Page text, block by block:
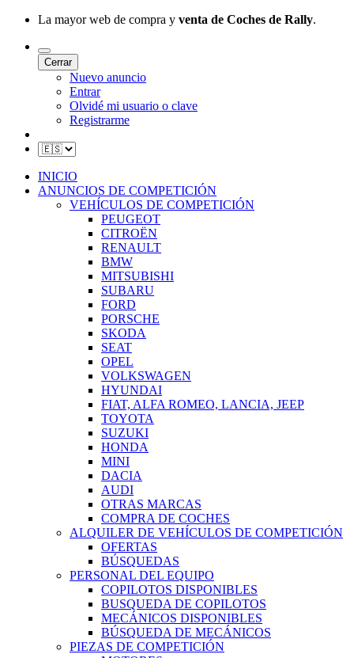
La mayor web de compra y venta de Coches de Rally.
Cerrar
Nuevo anuncio
Entrar
Olvidé mi usuario o clave
Registrarme
INICIO
ANUNCIOS DE COMPETICIÓN
VEHÍCULOS DE COMPETICIÓN
PEUGEOT
CITROËN
RENAULT
BMW
MITSUBISHI
SUBARU
FORD
PORSCHE
SKODA
SEAT
OPEL
VOLKSWAGEN
HYUNDAI
FIAT, ALFA ROMEO, LANCIA, JEEP
TOYOTA
SUZUKI
HONDA
MINI
DACIA
AUDI
OTRAS MARCAS
COMPRA DE COCHES
ALQUILER DE VEHÍCULOS DE COMPETICIÓN
OFERTAS
BÚSQUEDAS
PERSONAL DEL EQUIPO
COPILOTOS DISPONIBLES
BUSQUEDA DE COPILOTOS
MECÁNICOS DISPONIBLES
BÚSQUEDA DE MECÁNICOS
PIEZAS DE COMPETICIÓN